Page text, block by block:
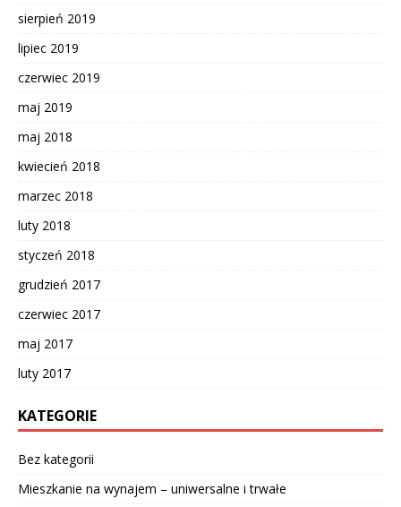
sierpień 2019
lipiec 2019
czerwiec 2019
maj 2019
maj 2018
kwiecień 2018
marzec 2018
luty 2018
styczeń 2018
grudzień 2017
czerwiec 2017
maj 2017
luty 2017
KATEGORIE
Bez kategorii
Mieszkanie na wynajem – uniwersalne i trwałe